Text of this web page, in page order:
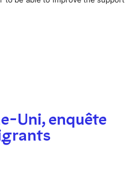
Uni, enquête